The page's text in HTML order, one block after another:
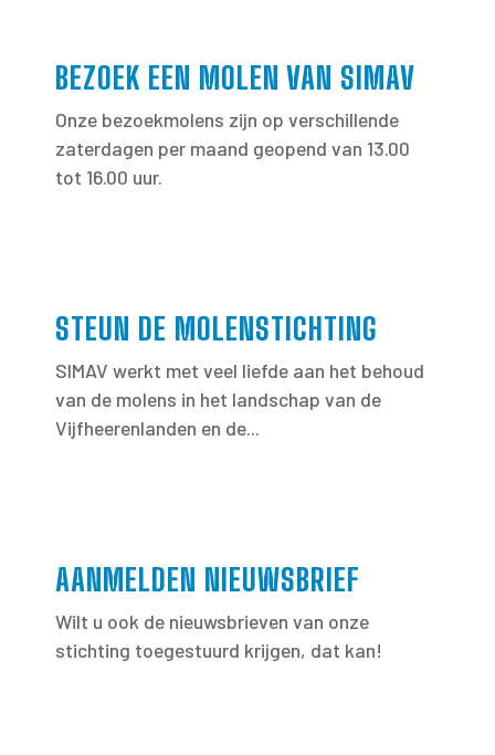
BEZOEK EEN MOLEN VAN SIMAV
Onze bezoekmolens zijn op verschillende
zaterdagen per maand geopend van 13.00
tot 16.00 uur.
STEUN DE MOLENSTICHTING
SIMAV werkt met veel liefde aan het behoud
van de molens in het landschap van de
Vijfheerenlanden en de...
AANMELDEN NIEUWSBRIEF
Wilt u ook de nieuwsbrieven van onze
stichting toegestuurd krijgen, dat kan!